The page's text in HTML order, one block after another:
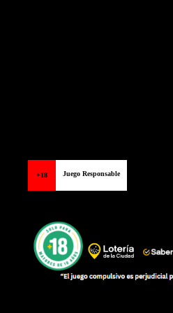
+18 Juego Responsable